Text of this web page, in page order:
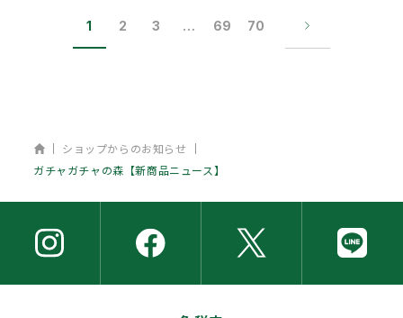
1 2 3 … 69 70
ホーム
ショップからのお知らせ
ガチャガチャの森【新商品ニュース】